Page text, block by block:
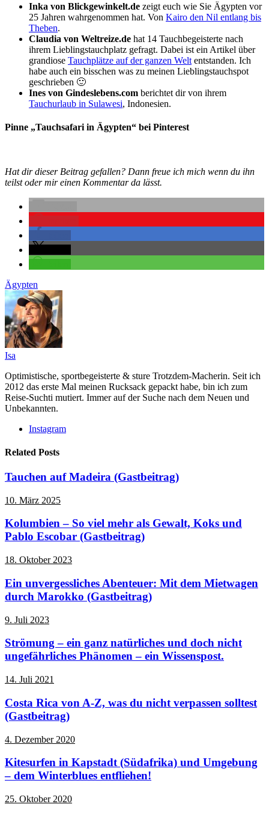
Inka von Blickgewinkelt.de zeigt euch wie Sie Ägypten vor
25 Jahren wahrgenommen hat. Von Kairo den Nil entlang bis
Theben.
Claudia von Weltreize.de hat 14 Tauchbegeisterte nach
ihrem Lieblingstauchplatz gefragt. Dabei ist ein Artikel über
grandiose Tauchplätze auf der ganzen Welt entstanden. Ich
habe auch ein bisschen was zu meinen Lieblingstauchspot
geschrieben 🙂
Ines von Gindeslebens.com berichtet dir von ihrem
Tauchurlaub in Sulawesi, Indonesien.
Pinne „Tauchsafari in Ägypten“ bei Pinterest
Hat dir dieser Beitrag gefallen? Dann freue ich mich wenn du ihn
teilst oder mir einen Kommentar da lässt.
Ägypten
Isa
Optimistische, sportbegeisterte & sture Trotzdem-Macherin. Seit ich
2012 das erste Mal meinen Rucksack gepackt habe, bin ich zum
Reise-Suchti mutiert. Immer auf der Suche nach dem Neuen und
Unbekannten.
Instagram
Related Posts
Tauchen auf Madeira (Gastbeitrag)
10. März 2025
Kolumbien – So viel mehr als Gewalt, Koks und
Pablo Escobar (Gastbeitrag)
18. Oktober 2023
Ein unvergessliches Abenteuer: Mit dem Mietwagen
durch Marokko (Gastbeitrag)
9. Juli 2023
Strömung – ein ganz natürliches und doch nicht
ungefährliches Phänomen – ein Wissenspost.
14. Juli 2021
Costa Rica von A-Z, was du nicht verpassen solltest
(Gastbeitrag)
4. Dezember 2020
Kitesurfen in Kapstadt (Südafrika) und Umgebung
– dem Winterblues entfliehen!
25. Oktober 2020